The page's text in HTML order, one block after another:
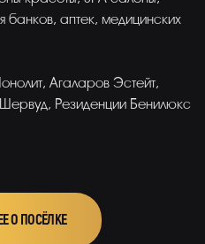
банков, аптек, медицинских
Агаларов Эстейт,
Резиденции Бенилюкс
О ПОСЁЛКЕ